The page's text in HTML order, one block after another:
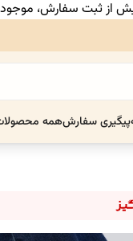
از ثبت سفارش،
پیگیری سفارشهمه